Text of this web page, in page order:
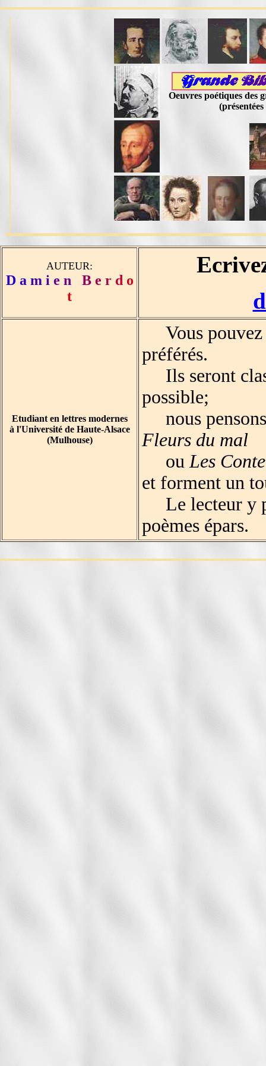
Oeuvres poétiques des
AUTEUR:
D a m i e n B e r d o
t
Etudiant en lettres modernes
à l'Université de Haute-Alsace
(Mulhouse)
Vous pouvez
préférés.
Ils seront
possible;
nous
Fleurs du mal
ou Les
et forment un
Le lecteur y
poèmes épars.